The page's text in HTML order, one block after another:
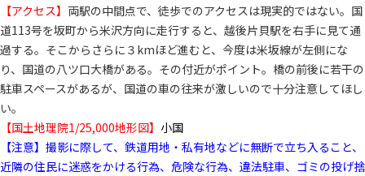
【アクセス】 両駅の中間点で、徒歩でのアクセスは現実的ではない。国
道113号を坂町から米沢方向に走行すると、越後片貝駅を右手に見て通
過する。そこからさらに３kmほど進むと、今度は米坂線が左側にな
り、国道の八ツ口大橋がある。その付近がポイント。橋の前後に若干の
駐車スペースがあるが、国道の車の往来が激しいので十分注意してほし
い。
【国土地理院1/25,000地形図】 小国
【注意】撮影に際して、鉄道用地・私有地などに無断で立ち入ること、
近隣の住民に迷惑をかける行為、危険な行為、違法駐車、ゴミの投げ捨